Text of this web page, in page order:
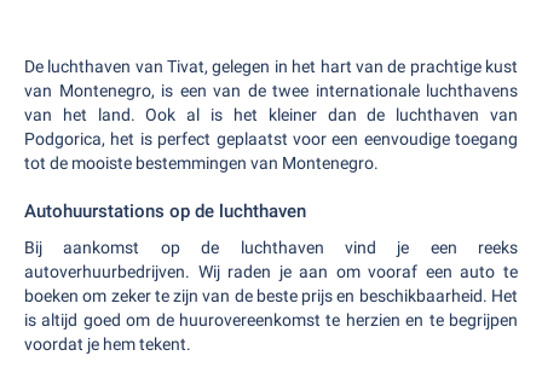
De luchthaven van Tivat, gelegen in het hart van de prachtige kust
van Montenegro, is een van de twee internationale luchthavens
van het land. Ook al is het kleiner dan de luchthaven van
Podgorica, het is perfect geplaatst voor een eenvoudige toegang
tot de mooiste bestemmingen van Montenegro.
Autohuurstations op de luchthaven
Bij aankomst op de luchthaven vind je een reeks
autoverhuurbedrijven. Wij raden je aan om vooraf een auto te
boeken om zeker te zijn van de beste prijs en beschikbaarheid. Het
is altijd goed om de huurovereenkomst te herzien en te begrijpen
voordat je hem tekent.